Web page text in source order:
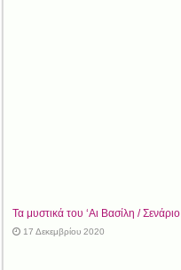
Τα μυστικά του ‘Αι Βασίλη /
17 Δεκεμβρίου 2020